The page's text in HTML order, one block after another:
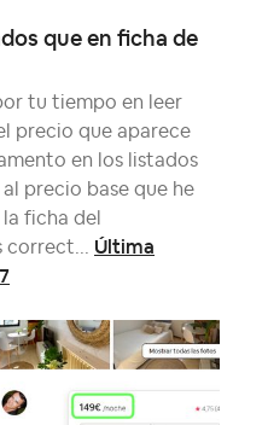
que en ficha de
tu tiempo en leer
precio que aparece
en los listados
precio base que he
ficha del
correct... Última